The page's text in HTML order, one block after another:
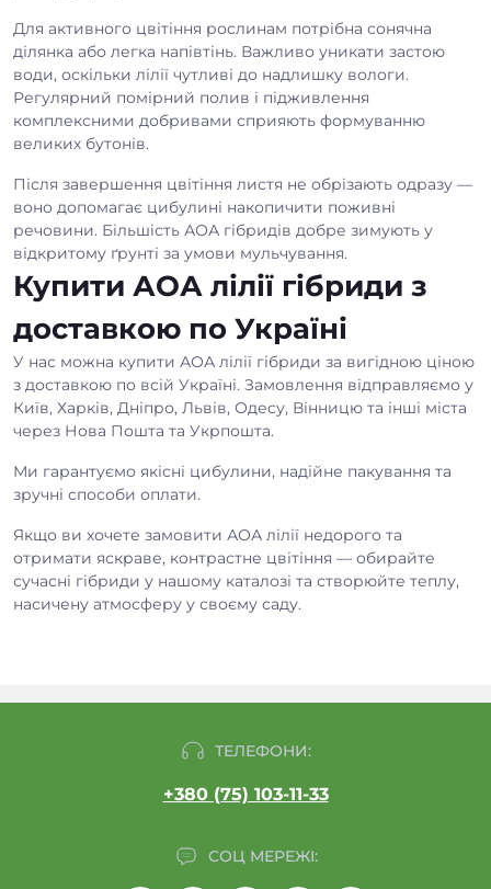
Для активного цвітіння рослинам потрібна сонячна
ділянка або легка напівтінь. Важливо уникати застою
води, оскільки лілії чутливі до надлишку вологи.
Регулярний помірний полив і підживлення
комплексними добривами сприяють формуванню
великих бутонів.
Після завершення цвітіння листя не обрізають одразу —
воно допомагає цибулині накопичити поживні
речовини. Більшість АОА гібридів добре зимують у
відкритому ґрунті за умови мульчування.
Купити АОА лілії гібриди з
доставкою по Україні
У нас можна купити АОА лілії гібриди за вигідною ціною
з доставкою по всій Україні. Замовлення відправляємо у
Київ, Харків, Дніпро, Львів, Одесу, Вінницю та інші міста
через Нова Пошта та Укрпошта.
Ми гарантуємо якісні цибулини, надійне пакування та
зручні способи оплати.
Якщо ви хочете замовити АОА лілії недорого та
отримати яскраве, контрастне цвітіння — обирайте
сучасні гібриди у нашому каталозі та створюйте теплу,
насичену атмосферу у своєму саду.
ТЕЛЕФОНИ:
+380 (75) 103-11-33
СОЦ МЕРЕЖІ: